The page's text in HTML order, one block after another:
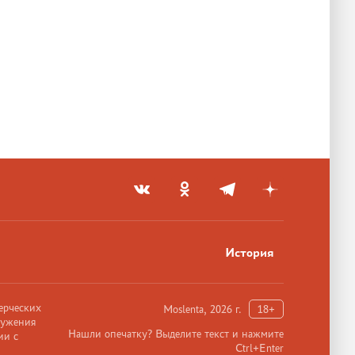
История
Moslenta, 2026 г.
18+
Нашли опечатку? Выделите текст и нажмите
Ctrl+Enter
с